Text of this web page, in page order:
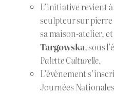
L’initiative revient à
sculpteur sur pierre
sa maison-atelier,
Targowska, sous
Palette Culturelle.
L’évènement
Journées